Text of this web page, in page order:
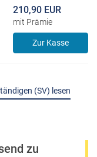
210,90 EUR
mit Prämie
Zur Kasse
(SV) lesen
zu